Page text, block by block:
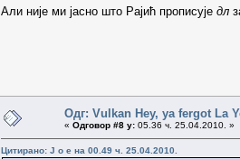
Али није ми јасно што Рајић прописује дл
Одг: Vulkan Hey, ya fergot La
« Одговор #8 у: 05.36 ч. 25.04.2010. »
Цитирано: J o e на 00.49 ч. 25.04.2010.